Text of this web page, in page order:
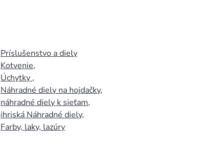
Príslušenstvo a diely
Kotvenie,
Úchytky ,
Náhradné diely na hojdačky,
náhradné diely k sieťam,
ihriská Náhradné diely,
Farby, laky, lazúry